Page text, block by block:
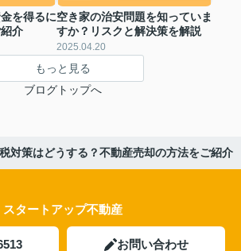
を得るに
介
空き家の治安問題を知っていま
すか？リスクと解決策を解説
2025.04.20
もっと見る
ブログトップへ
対策はどうする？不動産売却の方法をご紹介
スタートアップ不動産
お問い合わせ